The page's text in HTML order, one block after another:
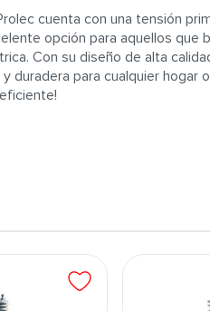
cuenta con una tensión
opción para aquellos que
Con su diseño de alta
para cualquier hogar